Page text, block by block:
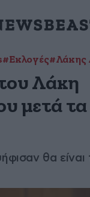
#Εκλογές#Λάκης
Λάκη
μετά
θα